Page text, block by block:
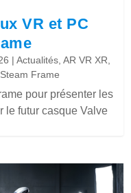
VR et PC
|Actualités,AR VR XR,
Frame
pour présenter les
le futur casque Valve